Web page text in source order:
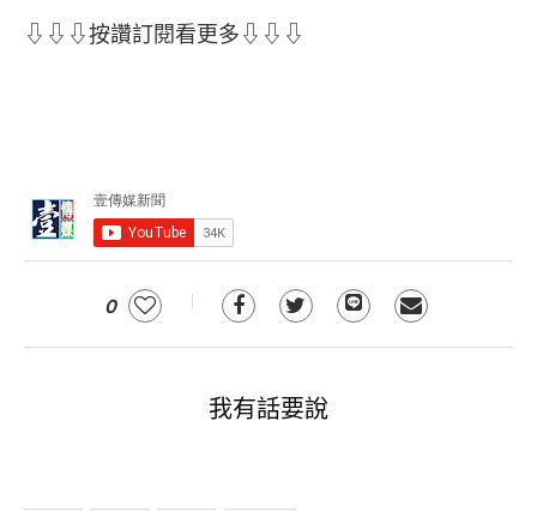
⇩⇩⇩按讚訂閱看更多⇩⇩⇩
0
我有話要說